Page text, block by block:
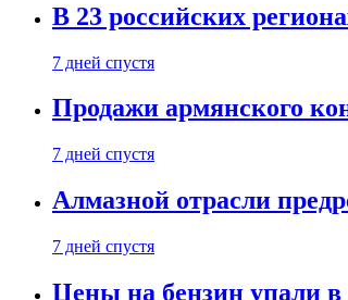
В 23 российских
7 дней спустя
Продажи армянского
7 дней спустя
Алмазной отрасли
7 дней спустя
Цены на бензин упали в